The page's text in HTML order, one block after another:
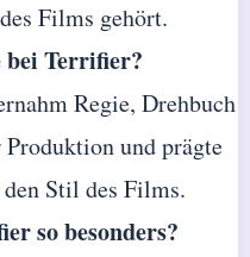
Films gehört.
Terrifier?
Regie, Drehbuch
und prägte
Stil des Films.
so besonders?